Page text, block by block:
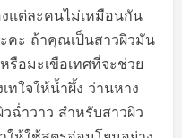
แต่ละคนไม่เหมือนกัน
คะ ถ้าคุณเป็นสาวผิวมัน
รือมะเขือเทศที่จะช่วย
ทใจให้น้ำผึ้ง ว่านหาง
ฉ่ำวาว สำหรับสาวผิว